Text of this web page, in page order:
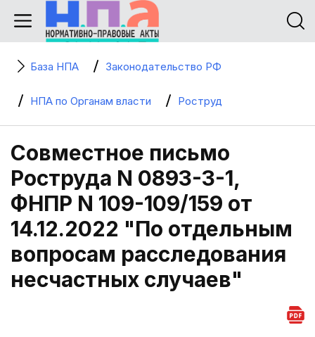
База НПА Законодательство РФ
НПА по Органам власти Роструд
Совместное письмо
Роструда N 0893-3-1,
ФНПР N 109-109/159 от
14.12.2022 "По отдельным
вопросам расследования
несчастных случаев"